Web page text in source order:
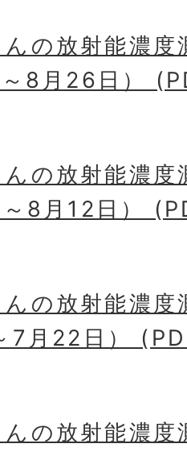
の放射能濃
8月26日）
の放射能濃
8月12日）
の放射能濃
7月22日）
の放射能濃